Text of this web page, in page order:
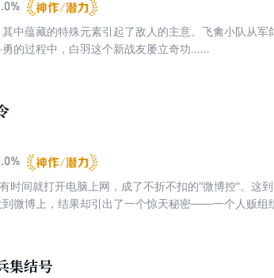
中蕴藏的特殊元素引起了敌人的主意。飞禽小队从
的过程中，白羽这个新战友屡立奇功……
有时间就打开电脑上网，成了不折不扣的“微博控”
微博上，结果却引出了一个惊天秘密——一个人贩组
集结号